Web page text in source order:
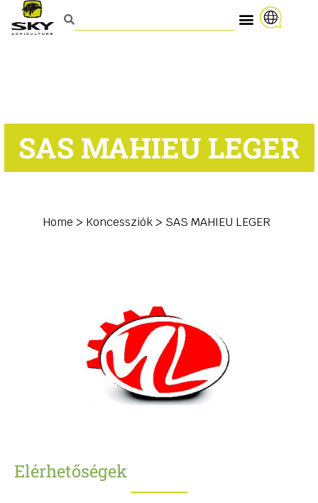
SAS MAHIEU LEGER
Home > Koncessziók > SAS MAHIEU LEGER
Elérhetőségek